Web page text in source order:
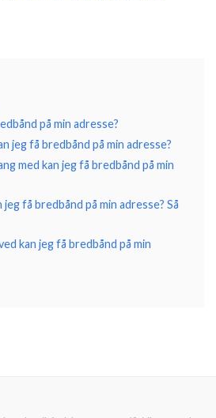
på min adresse?
jeg få bredbånd på min adresse?
med kan jeg få bredbånd på min
få bredbånd på min adresse? Så
kan jeg få bredbånd på min